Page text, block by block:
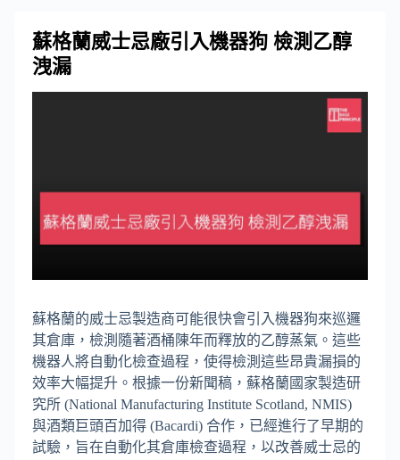
蘇格蘭威士忌廠引入機器狗 檢測乙醇
洩漏
蘇格蘭的威士忌製造商可能很快會引入機器狗來巡邏
其倉庫，檢測隨著酒桶陳年而釋放的乙醇蒸氣。這些
機器人將自動化檢查過程，使得檢測這些昂貴漏損的
效率大幅提升。根據一份新聞稿，蘇格蘭國家製造研
究所 (National Manufacturing Institute Scotland, NMIS)
與酒類巨頭百加得 (Bacardi) 合作，已經進行了早期的
試驗，旨在自動化其倉庫檢查過程，以改善威士忌的